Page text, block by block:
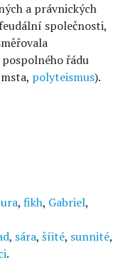
a právnických
společnosti,
řádu
polyteismus).
, fikh, Gabriel,
, sára, šíité, sunnité,
.